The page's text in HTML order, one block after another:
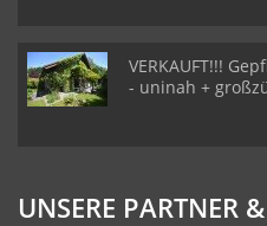
VERKAUFT!!!
- uninah +
UNSERE PARTNER